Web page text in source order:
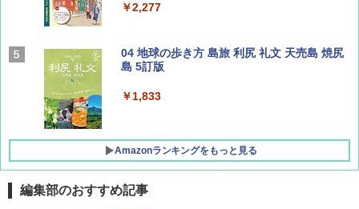
サライ 2026年 9月号 [雑誌]
￥2,277
04 地球の歩き方 島旅 利尻 礼文 天売島 焼尻
島 5訂版
￥1,833
Amazonランキングをもっと見る
編集部のおすすめ記事